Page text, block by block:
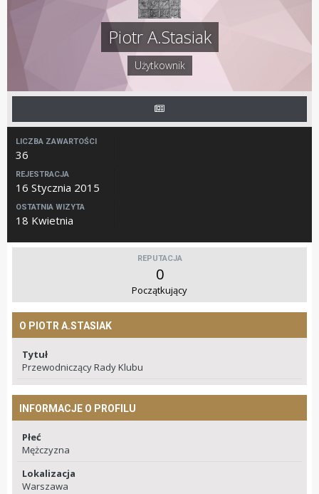
Piotr A.Stasiak
Użytkownik
LICZBA ZAWARTOŚCI
36
REJESTRACJA
16 Stycznia 2015
OSTATNIA WIZYTA
18 Kwietnia
REPUTACJA
0
Początkujący
O PIOTR A.STASIAK
Tytuł
Przewodniczący Rady Klubu
INFORMACJE O PROFILU
Płeć
Mężczyzna
Lokalizacja
Warszawa